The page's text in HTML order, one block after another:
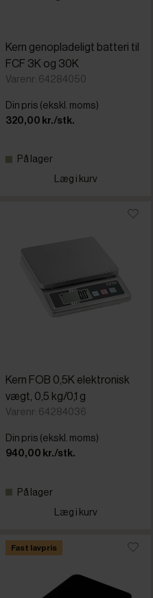
Kern genopladeligt batteri til
FCF 3K og 30K
Varenr: 64284050
Din pris (ekskl. moms)
320,00 kr./stk.
På lager
Læg i kurv
Kern FOB 0,5K elektronisk
vægt, 0,5 kg/0,1 g
Varenr: 64284036
Din pris (ekskl. moms)
940,00 kr./stk.
På lager
Læg i kurv
Fast lavpris